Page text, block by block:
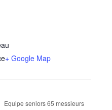
+ Google Map
Equipe seniors 65 messieurs